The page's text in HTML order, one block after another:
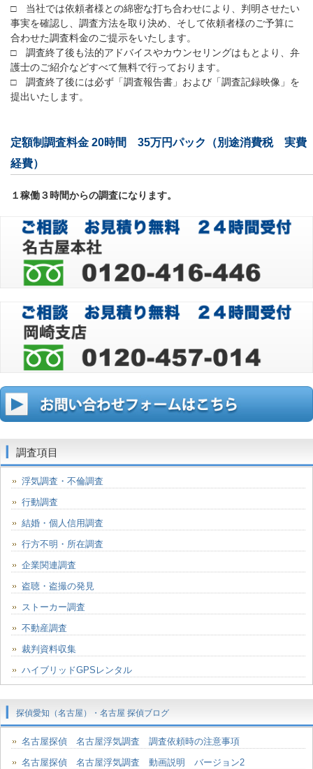
□ 当社では依頼者様との綿密な打ち合わせにより、判明させたい
事実を確認し、調査方法を取り決め、そして依頼者様のご予算に
合わせた調査料金のご提示をいたします。
□ 調査終了後も法的アドバイスやカウンセリングはもとより、弁
護士のご紹介などすべて無料で行っております。
□ 調査終了後には必ず「調査報告書」および「調査記録映像」を
提出いたします。
定額制調査料金 20時間 35万円パック（別途消費税 実費
経費）
１稼働３時間からの調査になります。
調査項目
浮気調査・不倫調査
行動調査
結婚・個人信用調査
行方不明・所在調査
企業関連調査
盗聴・盗撮の発見
ストーカー調査
不動産調査
裁判資料収集
ハイブリッドGPSレンタル
探偵愛知（名古屋）・名古屋 探偵ブログ
名古屋探偵 名古屋浮気調査 調査依頼時の注意事項
名古屋探偵 名古屋浮気調査 動画説明 バージョン2